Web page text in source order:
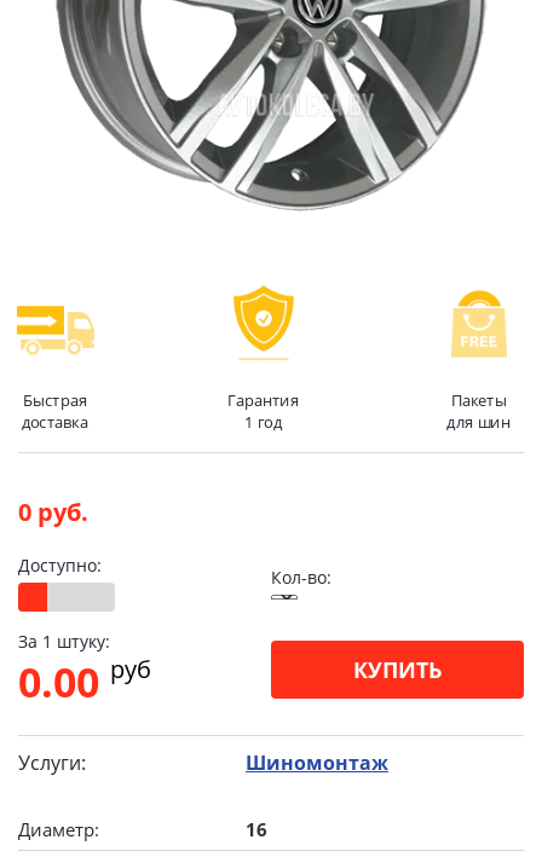
Быстрая
доставка
Гарантия
1 год
Пакеты
для шин
0 руб.
Доступно:
Кол-во:
За 1 штуку:
0.00 pуб КУПИТЬ
Услуги: Шиномонтаж
Диаметр:
16